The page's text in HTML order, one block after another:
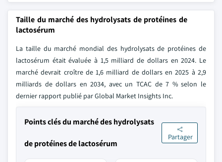
Taille du marché des hydrolysats de protéines de
lactosérum
La taille du marché mondial des hydrolysats de protéines de
lactosérum était évaluée à 1,5 milliard de dollars en 2024. Le
marché devrait croître de 1,6 milliard de dollars en 2025 à 2,9
milliards de dollars en 2034, avec un TCAC de 7 % selon le
dernier rapport publié par Global Market Insights Inc.
Points clés du marché des hydrolysats
de protéines de lactosérum
Partager